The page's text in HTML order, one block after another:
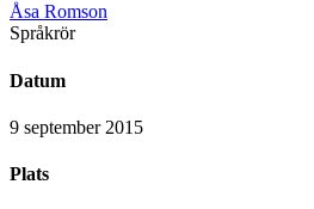
Åsa Romson
Språkrör
Datum
9 september 2015
Plats